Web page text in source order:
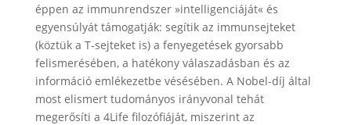
éppen az immunrendszer »intelligenciáját« és
egyensúlyát támogatják: segítik az immunsejteket
(köztük a T-sejteket is) a fenyegetések gyorsabb
felismerésében, a hatékony válaszadásban és az
információ emlékezetbe vésésében. A Nobel-díj által
most elismert tudományos irányvonal tehát
megerősíti a 4Life filozófiáját, miszerint az